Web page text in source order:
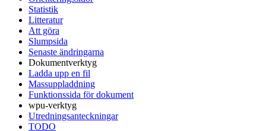
Statistik
Litteratur
Att göra
Slumpsida
Senaste ändringarna
Dokumentverktyg
Ladda upp en fil
Massuppladdning
Funktionssida för dokument
wpu-verktyg
Utredningsanteckningar
TODO